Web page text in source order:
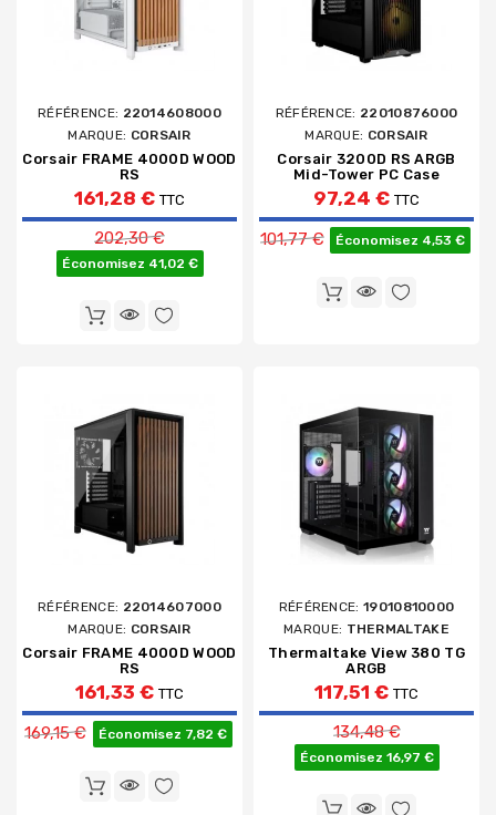
RÉFÉRENCE: 22014608000
MARQUE: CORSAIR
Corsair FRAME 4000D WOOD
RS
161,28 € TTC
Prix de base
202,30 €
Économisez 41,02 €
RÉFÉRENCE: 22010876000
MARQUE: CORSAIR
Corsair 3200D RS ARGB
Mid-Tower PC Case
97,24 € TTC
Prix de base
101,77 € Économisez 4,53 €
RÉFÉRENCE: 22014607000
MARQUE: CORSAIR
Corsair FRAME 4000D WOOD
RS
161,33 € TTC
Prix de base
169,15 € Économisez 7,82 €
RÉFÉRENCE: 19010810000
MARQUE: THERMALTAKE
Thermaltake View 380 TG
ARGB
117,51 € TTC
Prix de base
134,48 €
Économisez 16,97 €